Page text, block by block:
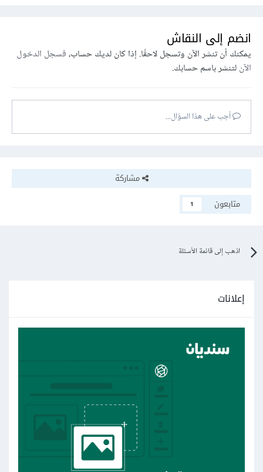
انضم إلى النقاش
يمكنك أن تنشر الآن وتسجل لاحقًا. إذا كان لديك حساب،فسجل الدخول
الآنلتنشر باسم حسابك.
أجب على هذا السؤال...
مشاركة
متابعون
1
اذهب إلى قائمة الأسئلة
إعلانات